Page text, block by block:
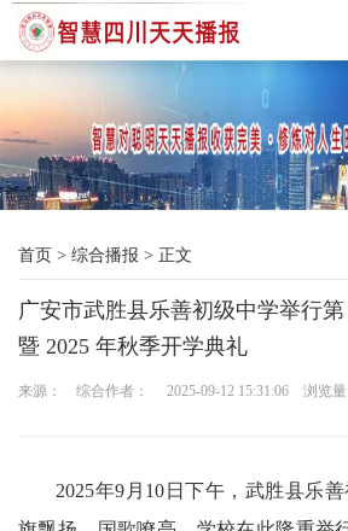
首
综
合
播
三
首页 > 综合播报 > 正文
广安市武胜县乐善初级中学举行
暨 2025 年秋季开学典礼
来源： 综合作者： 2025-09-12 15:31:06 浏览量
2025年9月10日下午，武胜县乐善